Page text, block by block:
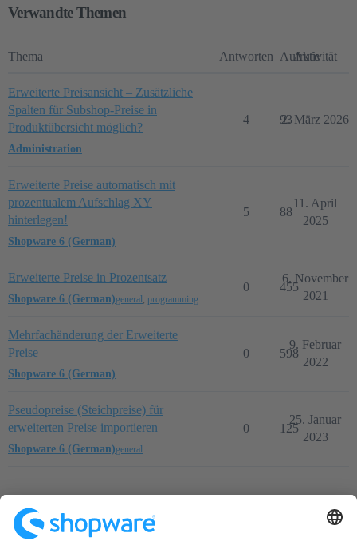
Verwandte Themen
Thema Antworten Aufrufe
Aktivität
Erweiterte Preisansicht – Zusätzliche
Spalten für Subshop-Preise in
Produktübersicht möglich?
Administration
4 93
2. März 2026
Erweiterte Preise automatisch mit
prozentualem Aufschlag XY
hinterlegen!
Shopware 6 (German)
5 88
11. April
2025
Erweiterte Preise in Prozentsatz
Shopware 6 (German)general, programming
0 455
6. November
2021
Mehrfachänderung der Erweiterte
Preise
Shopware 6 (German)
0 598
9. Februar
2022
Pseudopreise (Steichpreise) für
erweiterten Preise importieren
Shopware 6 (German)general
0 125
25. Januar
2023